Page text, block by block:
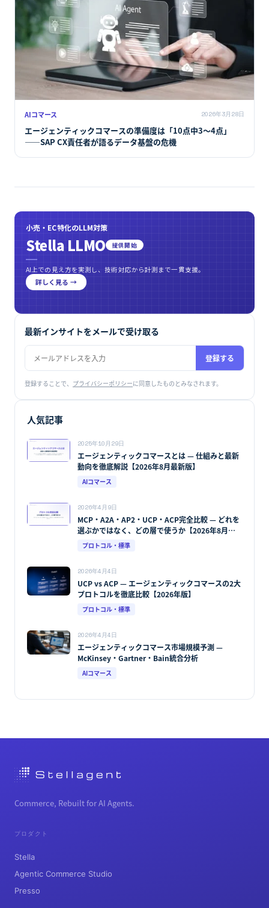
AIコマース 2026年3月28日
エージェンティックコマースの準備度は「10点中3〜4点」
――SAP CX責任者が語るデータ基盤の危機
小売・EC特化のLLM対策
Stella LLMO 提供開始
AI上での見え方を実測し、技術対応から計測まで一貫支援。
詳しく見る →
最新インサイトをメールで受け取る
登録する
登録することで、 プライバシーポリシーに同意したものとみなされます。
人気記事
2025年10月29日
エージェンティックコマースとは — 仕組みと最新
動向を徹底解説【2026年8月最新版】
AIコマース
2026年4月9日
MCP・A2A・AP2・UCP・ACP完全比較 — どれを
選ぶかではなく、どの層で使うか【2026年8月最
新版】
プロトコル・標準
2026年4月4日
UCP vs ACP — エージェンティックコマースの2大
プロトコルを徹底比較【2026年版】
プロトコル・標準
2026年4月4日
エージェンティックコマース市場規模予測 —
McKinsey・Gartner・Bain統合分析
AIコマース
Commerce, Rebuilt for AI Agents.
プロダクト
Stella
Agentic Commerce Studio
Presso